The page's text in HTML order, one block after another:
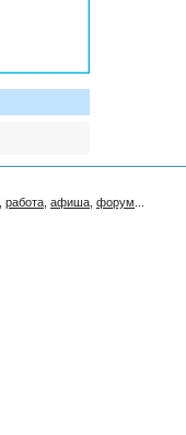
работа афиша форум